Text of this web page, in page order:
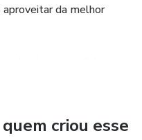
da melhor
criou esse